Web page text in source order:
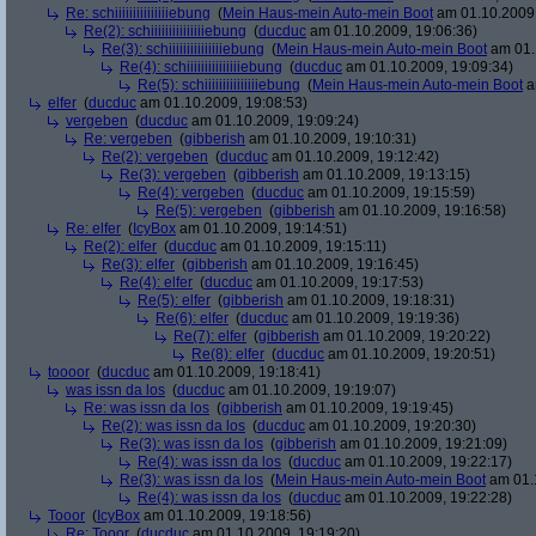
Re: schiiiiiiiiiiiiiiiebung (Mein Haus-mein Auto-mein Boot am
Re(2): schiiiiiiiiiiiiiiiebung (ducduc am 01.10.2009, 19:06:36)
Re(3): schiiiiiiiiiiiiiiiebung (Mein Haus-mein Auto-mein Boot am
Re(4): schiiiiiiiiiiiiiiiebung (ducduc am 01.10.2009, 19:09:34)
Re(5): schiiiiiiiiiiiiiiiebung (Mein Haus-mein Auto-mein Boot
elfer (ducduc am 01.10.2009, 19:08:53)
vergeben (ducduc am 01.10.2009, 19:09:24)
Re: vergeben (gibberish am 01.10.2009, 19:10:31)
Re(2): vergeben (ducduc am 01.10.2009, 19:12:42)
Re(3): vergeben (gibberish am 01.10.2009, 19:13:15)
Re(4): vergeben (ducduc am 01.10.2009, 19:15:59)
Re(5): vergeben (gibberish am 01.10.2009, 19:16:58)
Re: elfer ( IcyBox am 01.10.2009, 19:14:51)
Re(2): elfer (ducduc am 01.10.2009, 19:15:11)
Re(3): elfer (gibberish am 01.10.2009, 19:16:45)
Re(4): elfer (ducduc am 01.10.2009, 19:17:53)
Re(5): elfer (gibberish am 01.10.2009, 19:18:31)
Re(6): elfer (ducduc am 01.10.2009, 19:19:36)
Re(7): elfer (gibberish am 01.10.2009, 19:20:22)
Re(8): elfer (ducduc am 01.10.2009, 19:20:51)
toooor (ducduc am 01.10.2009, 19:18:41)
was issn da los (ducduc am 01.10.2009, 19:19:07)
Re: was issn da los (gibberish am 01.10.2009, 19:19:45)
Re(2): was issn da los (ducduc am 01.10.2009, 19:20:30)
Re(3): was issn da los (gibberish am 01.10.2009, 19:21:09)
Re(4): was issn da los (ducduc am 01.10.2009, 19:22:17)
Re(3): was issn da los (Mein Haus-mein Auto-mein Boot am
Re(4): was issn da los (ducduc am 01.10.2009, 19:22:28)
Tooor ( IcyBox am 01.10.2009, 19:18:56)